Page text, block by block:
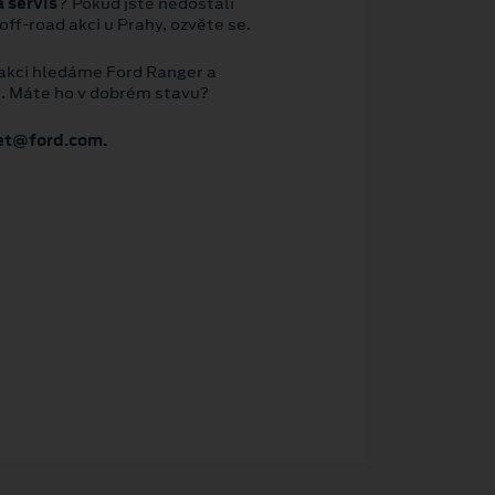
road akci u Prahy, ozvěte se.
hledáme Ford Ranger a
Máte ho v dobrém stavu?